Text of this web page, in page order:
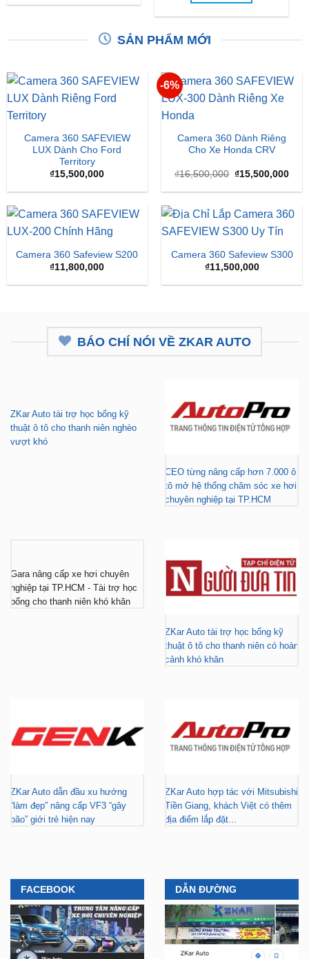
SẢN PHẨM MỚI
Camera 360 SAFEVIEW
LUX Dành Cho Ford
Territory
₫15,500,000
-6%
Camera 360 Dành Riêng
Cho Xe Honda CRV
₫16,500,000 Giá
là:
₫15,500,000Giá
tại
Camera 360 Safeview S200
₫11,800,000
Camera 360 Safeview S300
₫11,500,000
BÁO CHÍ NÓI VỀ ZKAR AUTO
ZKar Auto tài trợ học bổng kỹ
thuật ô tô cho thanh niên nghèo
vượt khó
CEO từng nâng cấp hơn 7.000 ô
tô mở hệ thống chăm sóc xe hơi
chuyên nghiệp tại TP.HCM
Gara nâng cấp xe hơi chuyên
nghiệp tại TP.HCM - Tài trợ học
bổng cho thanh niên khó khăn
ZKar Auto tài trợ học bổng kỹ
thuật ô tô cho thanh niên có hoàn
cảnh khó khăn
ZKar Auto dẫn đầu xu hướng
“làm đẹp” nâng cấp VF3 “gây
bão” giới trẻ hiện nay
ZKar Auto hợp tác với Mitsubishi
Tiền Giang, khách Việt có thêm
địa điểm lắp đặt...
FACEBOOK DẪN ĐƯỜNG